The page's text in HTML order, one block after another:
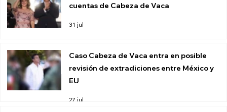
cuentas de Cabeza de Vaca
31 jul
Caso Cabeza de Vaca entra en posible
revisión de extradiciones entre México y
EU
27 jul